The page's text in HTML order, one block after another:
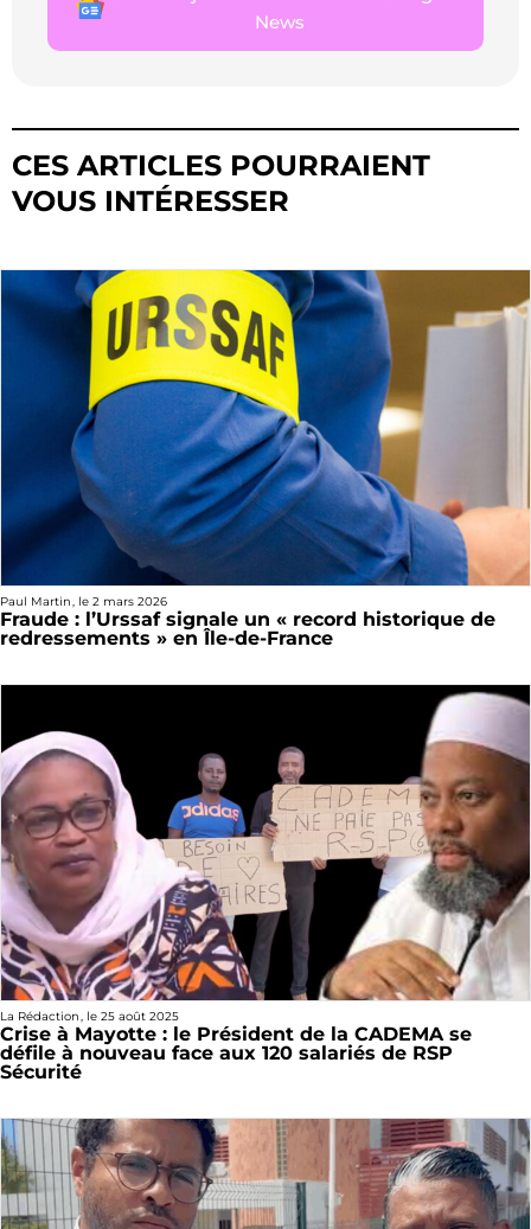
News
CES ARTICLES POURRAIENT
VOUS INTÉRESSER
Paul Martin, le 2 mars 2026
Fraude : l’Urssaf signale un « record historique de
redressements » en Île-de-France
La Rédaction, le 25 août 2025
Crise à Mayotte : le Président de la CADEMA se
défile à nouveau face aux 120 salariés de RSP
Sécurité